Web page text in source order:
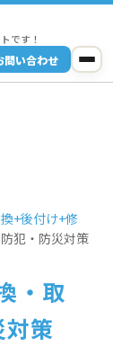
です！
問い合わせ
+後付け+修
犯・防災対策
・取
策